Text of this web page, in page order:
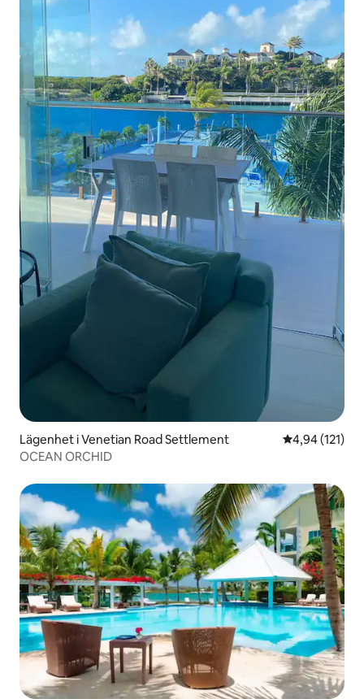
Lägenhet i Venetian Road Settlement 4,94 av 5 i
4,94 (121)
OCEAN ORCHID